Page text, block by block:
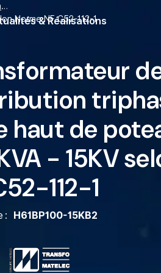
& Réalisations
Norme NF C52-112-1
haut de
- 15KV
112-1
H61BP100-15KB2